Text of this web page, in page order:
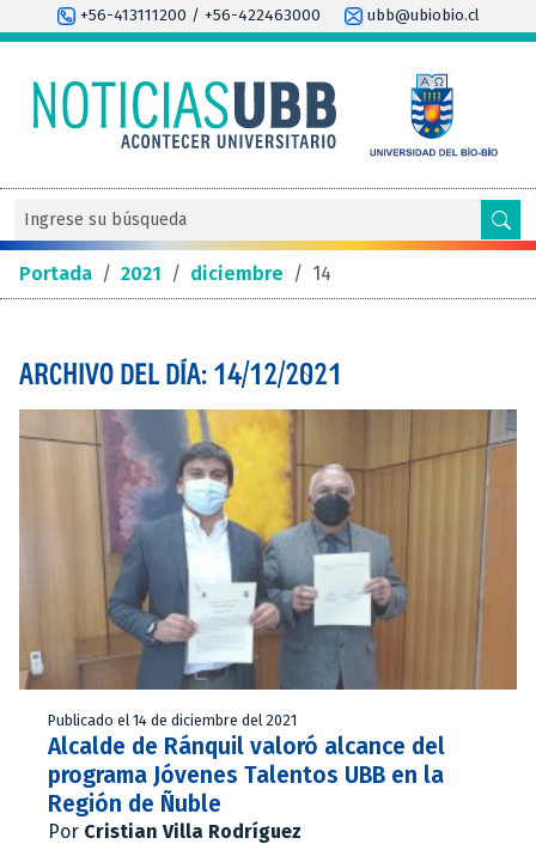
+56-413111200 / +56-422463000 ubb@ubiobio.cl
Portada / 2021 / diciembre / 14
ARCHIVO DEL DÍA: 14/12/2021
Publicado el 14 de diciembre del 2021
Alcalde de Ránquil valoró alcance del
programa Jóvenes Talentos UBB en la
Región de Ñuble
Por Cristian Villa Rodríguez